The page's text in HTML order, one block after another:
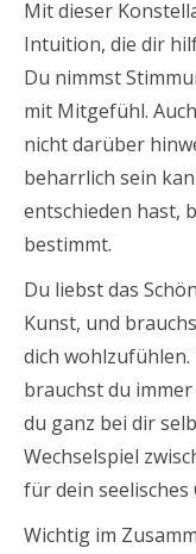
Mit dieser
Intuition, die dir
Du nimmst
mit Mitgefühl.
nicht darüber
beharrlich sein
entschieden hast,
bestimmt.
Du liebst das
Kunst, und
dich
brauchst du
du ganz bei dir
Wechselspiel
für dein seelisches
Wichtig im